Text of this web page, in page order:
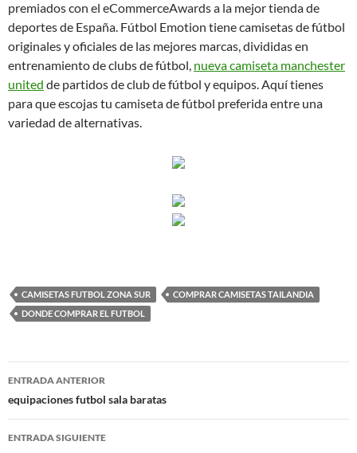
premiados con el eCommerceAwards a la mejor tienda de
deportes de España. Fútbol Emotion tiene camisetas de fútbol
originales y oficiales de las mejores marcas, divididas en
entrenamiento de clubs de fútbol, nueva camiseta manchester
united de partidos de club de fútbol y equipos. Aquí tienes
para que escojas tu camiseta de fútbol preferida entre una
variedad de alternativas.
CAMISETAS FUTBOL ZONA SUR
COMPRAR CAMISETAS TAILANDIA
DONDE COMPRAR EL FUTBOL
Navegación
de
entradas
ENTRADA ANTERIOR
equipaciones futbol sala baratas
ENTRADA SIGUIENTE